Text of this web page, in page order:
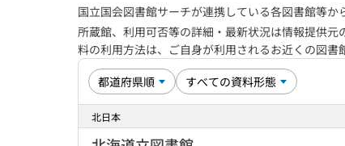
国立国会図書館サーチが連携している各図書館等か
所蔵館、利用可否等の詳細・最新状況は情報提供
料の利用方法は、ご自身が利用されるお近くの図書
北日本